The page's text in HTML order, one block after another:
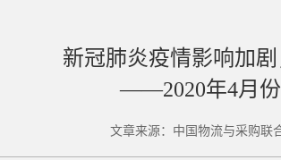
新冠肺炎疫情影响加
——2020年4月份
文章来源：中国物流与采购